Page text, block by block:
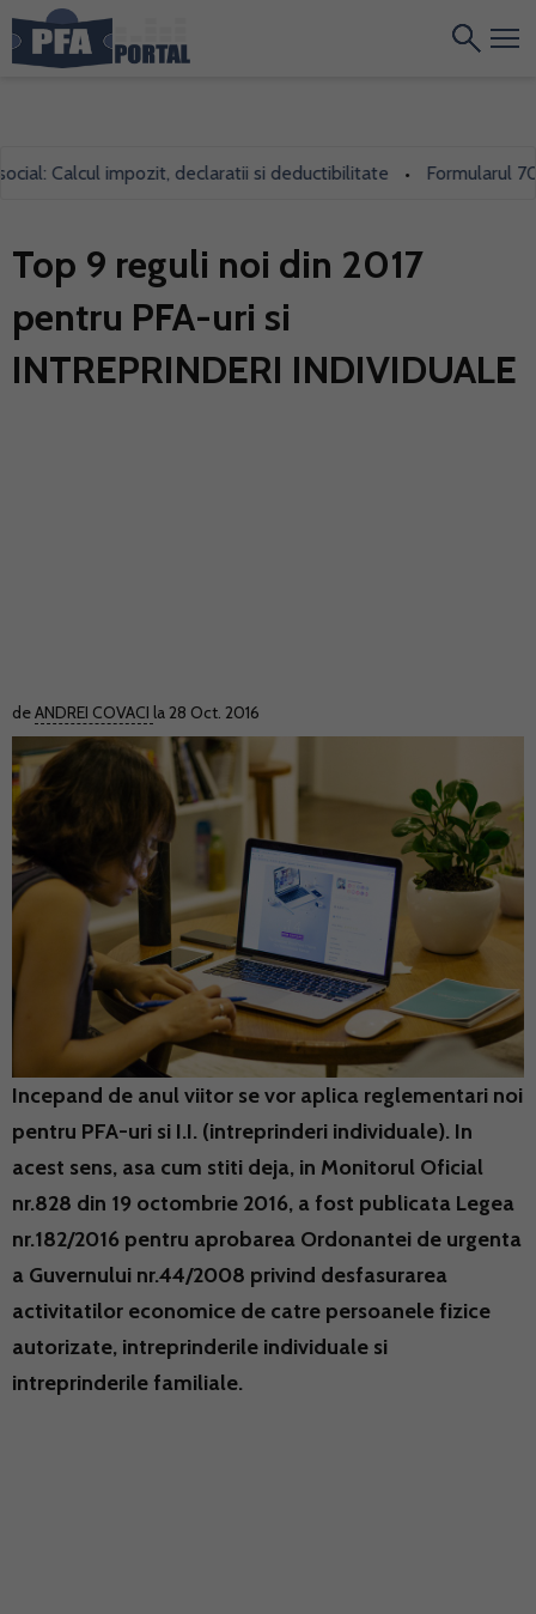
Calcul impozit, declaratii si deductibilitate • Formularul
Top 9 reguli noi din 2017
pentru PFA-uri si
INTREPRINDERI INDIVIDUALE
deANDREI COVACI la 28 Oct. 2016
Incepand de anul viitor se vor aplica reglementari noi
pentru PFA-uri si I.I. (intreprinderi individuale). In
acest sens, asa cum stiti deja, in Monitorul Oficial
nr.828 din 19 octombrie 2016, a fost publicata Legea
nr.182/2016 pentru aprobarea Ordonantei de urgenta
a Guvernului nr.44/2008 privind desfasurarea
activitatilor economice de catre persoanele fizice
autorizate, intreprinderile individuale si
intreprinderile familiale.